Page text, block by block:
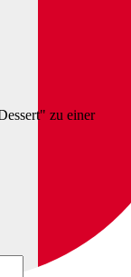
zu einer